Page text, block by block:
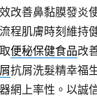
改善鼻黏膜發炎
程肌膚時刻維持
便秘保健食品改
抗屑洗髮精幸福
網上率性。以誠